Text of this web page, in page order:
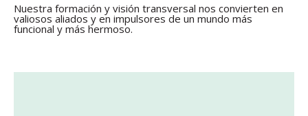
Nuestra formación y visión transversal nos convierten en
valiosos aliados y en impulsores de un mundo más
funcional y más hermoso.